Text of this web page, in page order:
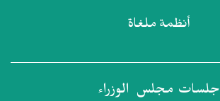
أنظمة ملغاة
جلسات مجلس الوزراء